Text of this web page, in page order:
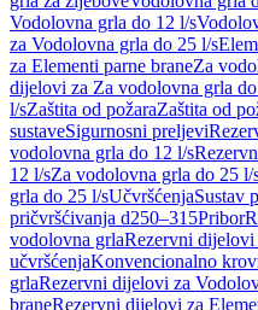
Vodolovna grla do 12 l/s
za Vodolovna grla do 25 l/s
za Elementi parne braneZa
dijelovi za Za vodolovna grla
l/sZaštita od požaraZaštita od
sustaveSigurnosni preljevi
vodolovna grla do 12 l/s
12 l/sZa vodolovna grla do 25 l/
grla do 25 l/sUčvršćenjaSustav
pričvršćivanja d250–315Pribor
vodolovna grlaRezervni dijelovi
učvršćenjaKonvencionalno
grlaRezervni dijelovi za
braneRezervni dijelovi za